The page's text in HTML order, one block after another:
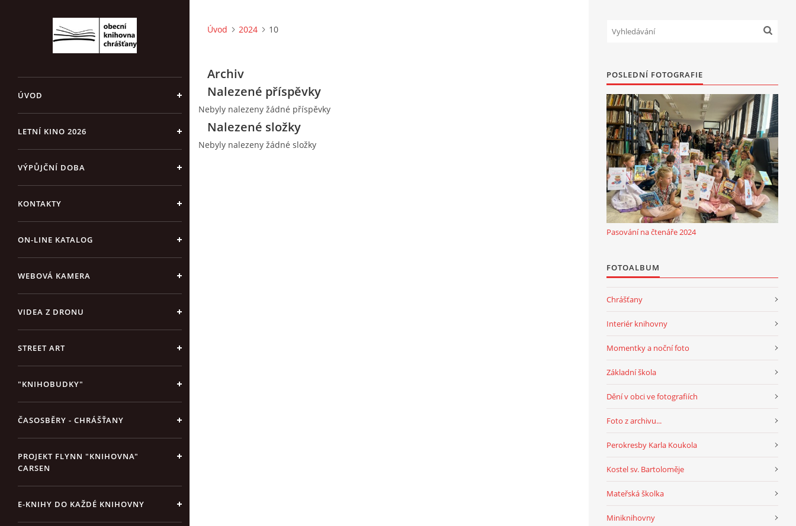
ÚVOD
LETNÍ KINO 2026
VÝPŮJČNÍ DOBA
KONTAKTY
ON-LINE KATALOG
WEBOVÁ KAMERA
VIDEA Z DRONU
STREET ART
"KNIHOBUDKY"
ČASOSBĚRY - CHRÁŠŤANY
PROJEKT FLYNN "KNIHOVNA"
CARSEN
E-KNIHY DO KAŽDÉ KNIHOVNY
Úvod 2024 10
Archiv
Nalezené příspěvky
Nebyly nalezeny žádné příspěvky
Nalezené složky
Nebyly nalezeny žádné složky
POSLEDNÍ FOTOGRAFIE
Pasování na čtenáře 2024
FOTOALBUM
Chrášťany
Interiér knihovny
Momentky a noční foto
Základní škola
Dění v obci ve fotografiích
Foto z archivu...
Perokresby Karla Koukola
Kostel sv. Bartoloměje
Mateřská školka
Miniknihovny